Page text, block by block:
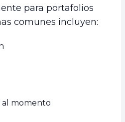
para portafolios
comunes incluyen:
al momento